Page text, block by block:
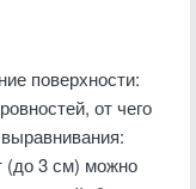
поверхности:
от чего
(до 3 см) можно